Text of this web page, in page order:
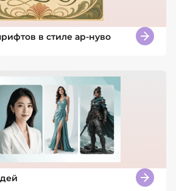
в стиле ар-нуво